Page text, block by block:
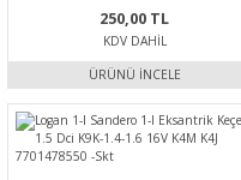
250,00 TL
KDV DAHIL
ÜRÜNÜ İNCELE